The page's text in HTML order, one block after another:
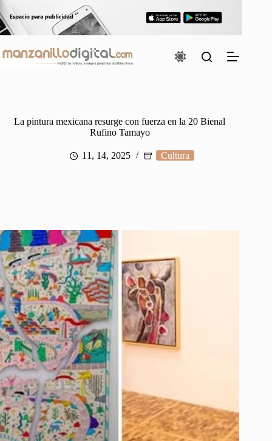
al
contenido
La pintura mexicana resurge con fuerza en la 20 Bienal
Rufino Tamayo
11, 14, 2025 Cultura